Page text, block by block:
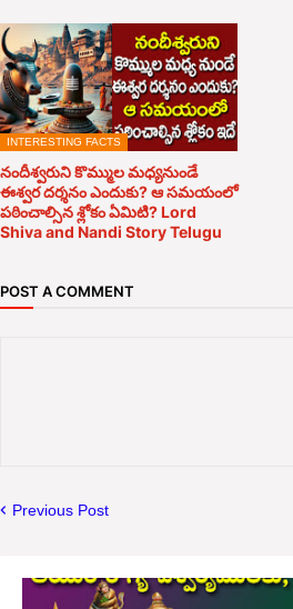
INTERESTING FACTS
నందీశ్వరుని కొమ్ముల మధ్యనుండే
ఈశ్వర దర్శనం ఎందుకు? ఆ సమయంలో
పఠించాల్సిన శ్లోకం ఏమిటి? Lord
Shiva and Nandi Story Telugu
POST A COMMENT
Previous Post